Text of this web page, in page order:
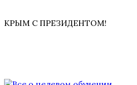
КРЫМ С ПРЕЗИДЕНТОМ!